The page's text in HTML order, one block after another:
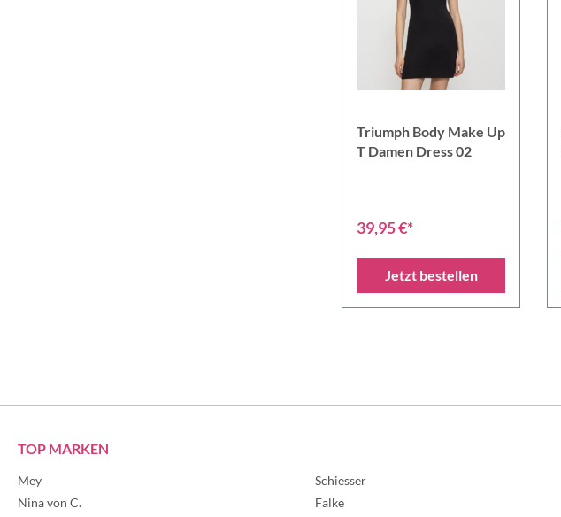
Triumph Body Make Up
T Damen Dress 02
39,95 €*
Jetzt bestellen
TOP MARKEN
Mey
Nina von C.
Schiesser
Falke